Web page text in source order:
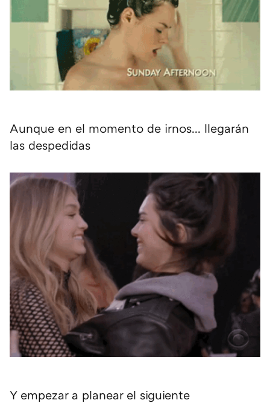
Aunque en el momento de irnos... llegarán
las despedidas
Y empezar a planear el siguiente